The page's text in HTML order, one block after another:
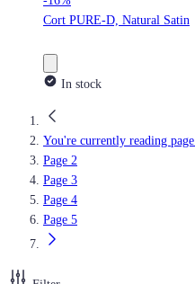
Cort PURE-D, Natural Satin
In stock
You're currently reading page
Page 2
Page 3
Page 4
Page 5